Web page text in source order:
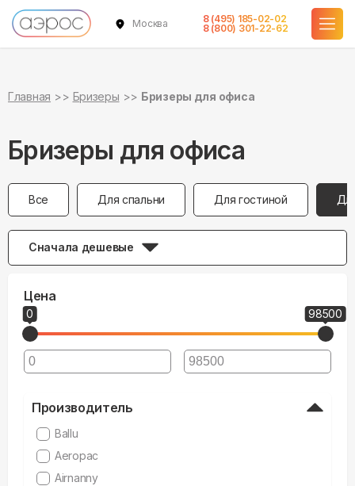
Москва
8 (495) 185-02-02
8 (800) 301-22-62
Главная Бризеры Бризеры для офиса
Бризеры для офиса
Все Для спальни Для гостиной
Сначала дешевые
Цена
0 98500
Производитель
Ballu
Aeropac
Airnanny